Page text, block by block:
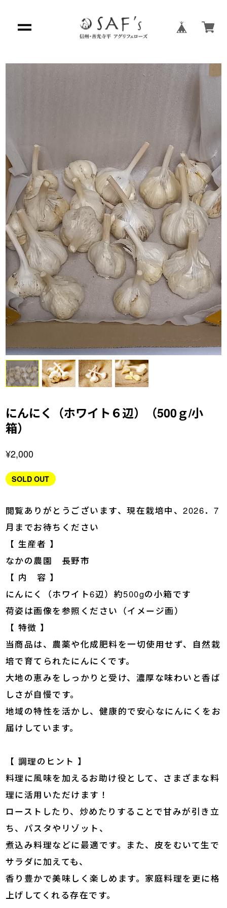
にんにく（ホワイト６辺）（500ｇ/小
箱）
¥2,000
SOLD OUT
閲覧ありがとうございます、現在栽培中、2026．7
月までお待ちください
【 生産者 】
なかの農園 長野市
【 内 容 】
にんにく（ホワイト6辺）約500gの小箱です
荷姿は画像を参照ください（イメージ画）
【 特徴 】
当商品は、農薬や化成肥料を一切使用せず、自然栽
培で育てられたにんにくです。
大地の恵みをしっかりと受け、濃厚な味わいと香ば
しさが自慢です。
地域の特性を活かし、健康的で安心なにんにくをお
届けしています。
【 調理のヒント 】
料理に風味を加えるお助け役として、さまざまな料
理に活用いただけます！
ローストしたり、炒めたりすることで甘みが引き立
ち、パスタやリゾット、
煮込み料理などに最適です。また、皮をむいて生で
サラダに加えても、
香り豊かで美味しく楽しめます。家庭料理を更に格
上げしてくれる存在です。